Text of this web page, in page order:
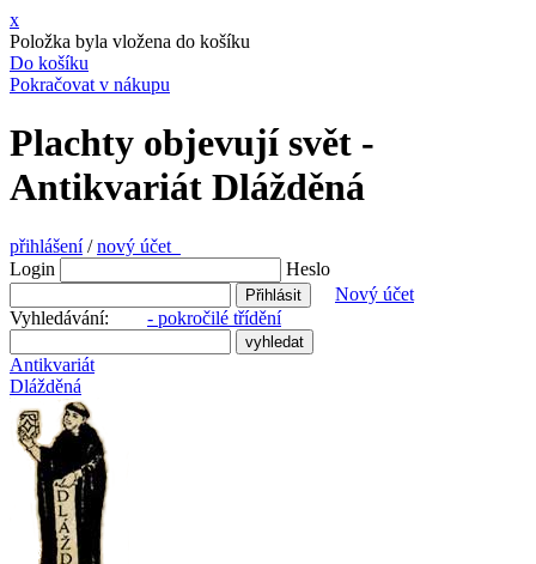
x
Položka byla vložena do košíku
Do košíku
Pokračovat v nákupu
Plachty objevují svět -
Antikvariát Dlážděná
přihlášení/nový účet
Login
Heslo
Nový účet
Vyhledávání: - pokročilé třídění
Antikvariát
Dlážděná